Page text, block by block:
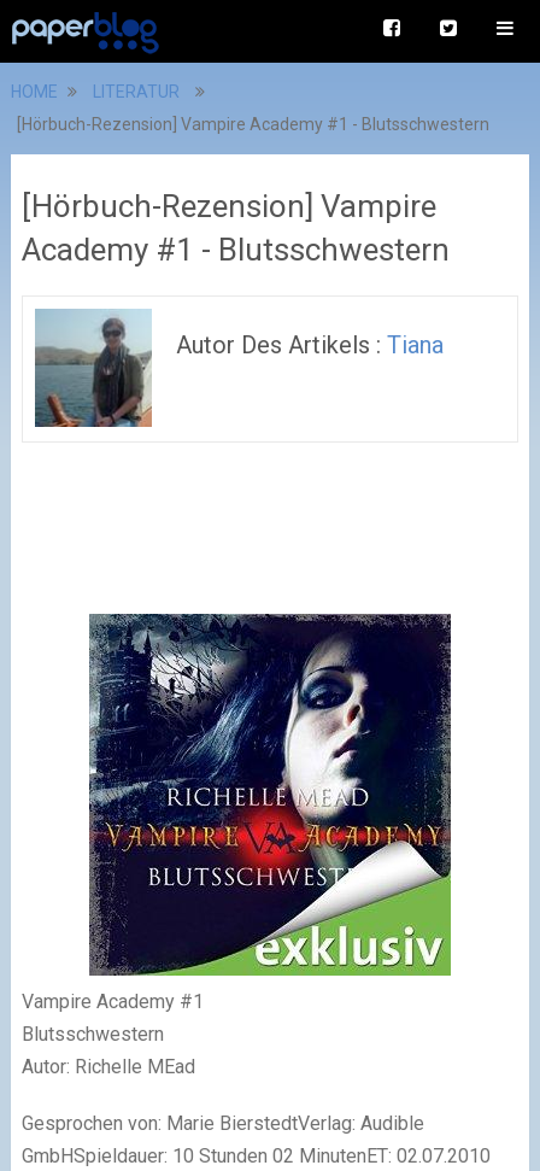
HOME
LITERATUR
[Hörbuch-Rezension] Vampire Academy #1 - Blutsschwestern
[Hörbuch-Rezension] Vampire
Academy #1 - Blutsschwestern
Autor Des Artikels :Tiana
Vampire Academy #1
Blutsschwestern
Autor: Richelle MEad
Gesprochen von: Marie BierstedtVerlag: Audible
GmbHSpieldauer: 10 Stunden 02 MinutenET: 02.07.2010